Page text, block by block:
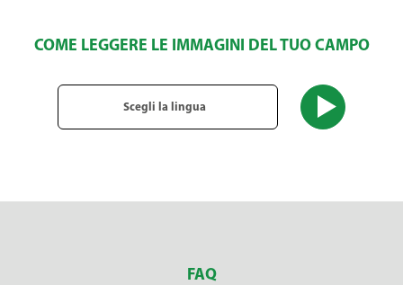
COME LEGGERE LE IMMAGINI DEL TUO CAMPO
Scegli la lingua
FAQ